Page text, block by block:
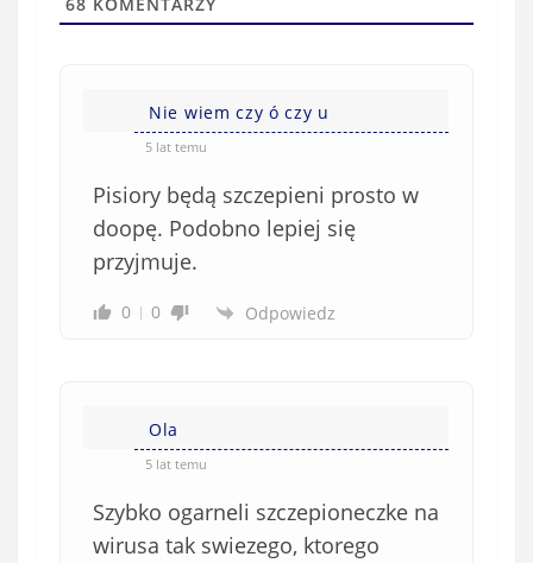
w
(
Nie wiem czy ó czy u
5 lat temu
Pisiory będą szczepieni prosto w
doopę. Podobno lepiej się
przyjmuje.
0 0 Odpowiedz
Ola
5 lat temu
Szybko ogarneli szczepioneczke na
wirusa tak swiezego, ktorego